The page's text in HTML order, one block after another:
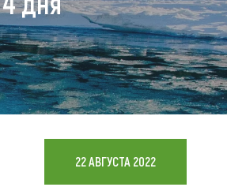
Санатории
Гостиницы, отели
Коттеджи, базы
Сельские усадьбы
Мотели,
22 АВГУСТА 2022